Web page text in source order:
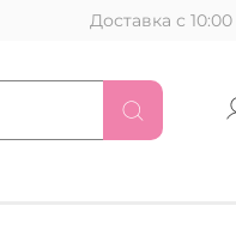
Доставка с